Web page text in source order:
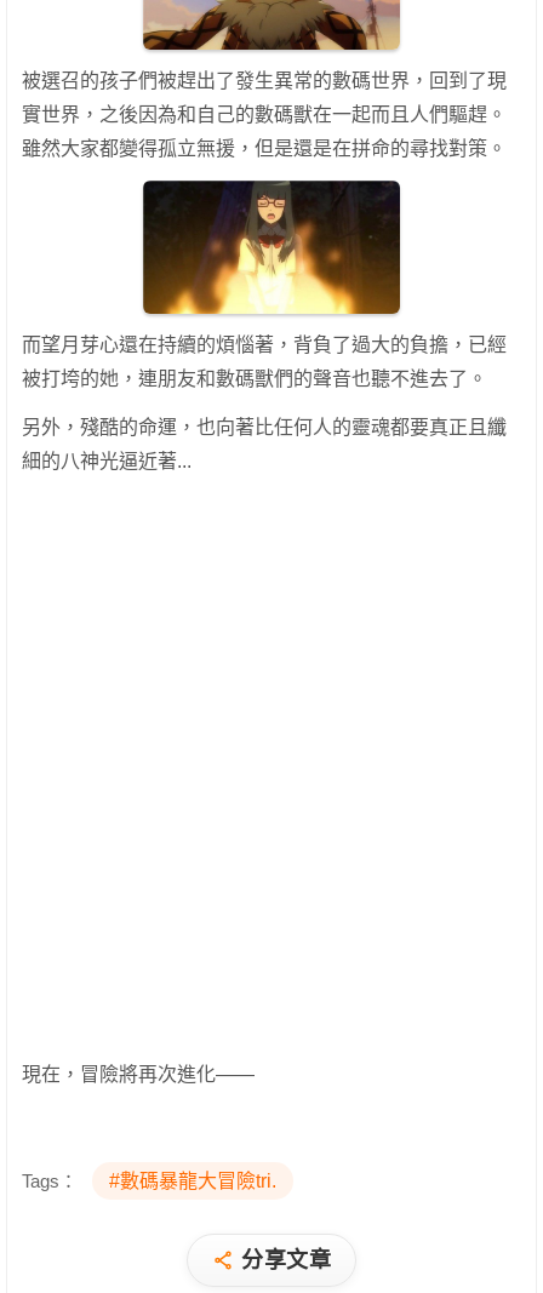
被選召的孩子們被趕出了發生異常的數碼世界，回到了現
實世界，之後因為和自己的數碼獸在一起而且人們驅趕。
雖然大家都變得孤立無援，但是還是在拼命的尋找對策。
而望月芽心還在持續的煩惱著，背負了過大的負擔，已經
被打垮的她，連朋友和數碼獸們的聲音也聽不進去了。
另外，殘酷的命運，也向著比任何人的靈魂都要真正且纖
細的八神光逼近著...
現在，冒險將再次進化——
Tags： #數碼暴龍大冒險tri.
分享文章